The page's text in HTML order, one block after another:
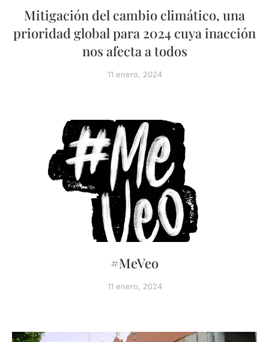
Mitigación del cambio climático, una
prioridad global para 2024 cuya inacción
nos afecta a todos
11 enero, 2024
#MeVeo
11 enero, 2024